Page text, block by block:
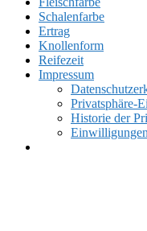
Schalenfarbe
Ertrag
Knollenform
Reifezeit
Impressum
Privatsphäre-
Historie der